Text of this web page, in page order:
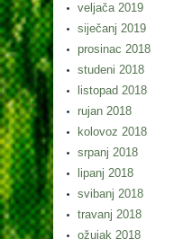
veljača 2019
siječanj 2019
prosinac 2018
studeni 2018
listopad 2018
rujan 2018
kolovoz 2018
srpanj 2018
lipanj 2018
svibanj 2018
travanj 2018
ožujak 2018